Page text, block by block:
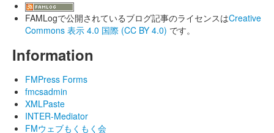
FAMLogで公開されているブログ記事のライセンスはCreative
Commons 表示 4.0 国際 (CC BY 4.0) です。
Information
FMPress Forms
fmcsadmin
XMLPaste
INTER-Mediator
FMウェブもくもく会